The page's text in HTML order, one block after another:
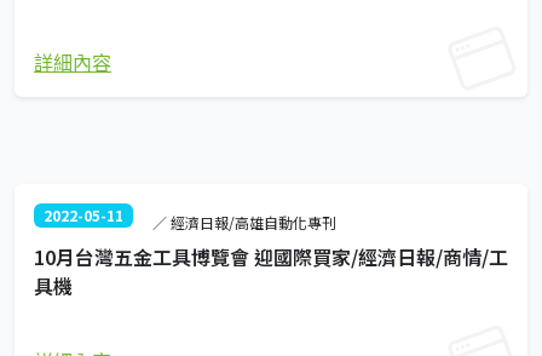
詳細內容
2022-05-11 ／ 經濟日報/高雄自動化專刊
10月台灣五金工具博覽會 迎國際買家/經濟日報/商情/工
具機